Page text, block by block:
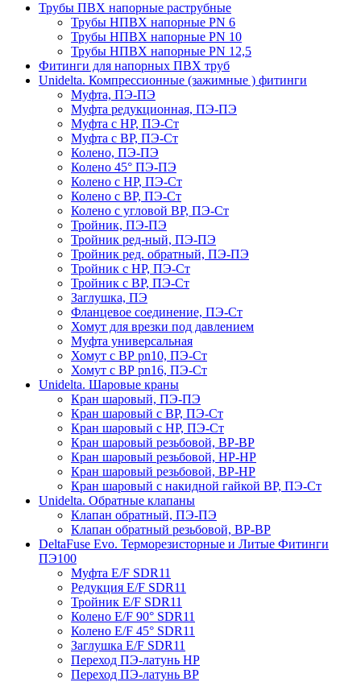
Трубы ПВХ напорные раструбные
Трубы НПВХ напорные PN 6
Трубы НПВХ напорные PN 10
Трубы НПВХ напорные PN 12,5
Фитинги для напорных ПВХ труб
Unidelta. Компрессионные (зажимные ) фитинги
Муфта, ПЭ-ПЭ
Муфта редукционная, ПЭ-ПЭ
Муфта с НР, ПЭ-Ст
Муфта с ВР, ПЭ-Ст
Колено, ПЭ-ПЭ
Колено 45° ПЭ-ПЭ
Колено с НР, ПЭ-Ст
Колено с ВР, ПЭ-Ст
Колено с угловой ВР, ПЭ-Ст
Тройник, ПЭ-ПЭ
Тройник ред-ный, ПЭ-ПЭ
Тройник ред. обратный, ПЭ-ПЭ
Тройник с НР, ПЭ-Ст
Тройник с ВР, ПЭ-Ст
Заглушка, ПЭ
Фланцевое соединение, ПЭ-Ст
Хомут для врезки под давлением
Муфта универсальная
Хомут с ВР pn10, ПЭ-Ст
Хомут с ВР pn16, ПЭ-Ст
Unidelta. Шаровые краны
Кран шаровый, ПЭ-ПЭ
Кран шаровый с ВР, ПЭ-Ст
Кран шаровый с НР, ПЭ-Ст
Кран шаровый резьбовой, ВР-ВР
Кран шаровый резьбовой, НР-НР
Кран шаровый резьбовой, ВР-НР
Кран шаровый с накидной гайкой ВР, ПЭ-Ст
Unidelta. Обратные клапаны
Клапан обратный, ПЭ-ПЭ
Клапан обратный резьбовой, ВР-ВР
DeltaFuse Evo. Терморезисторные и Литые Фитинги
ПЭ100
Муфта E/F SDR11
Редукция E/F SDR11
Тройник E/F SDR11
Колено E/F 90° SDR11
Колено E/F 45° SDR11
Заглушка E/F SDR11
Переход ПЭ-латунь НР
Переход ПЭ-латунь ВР